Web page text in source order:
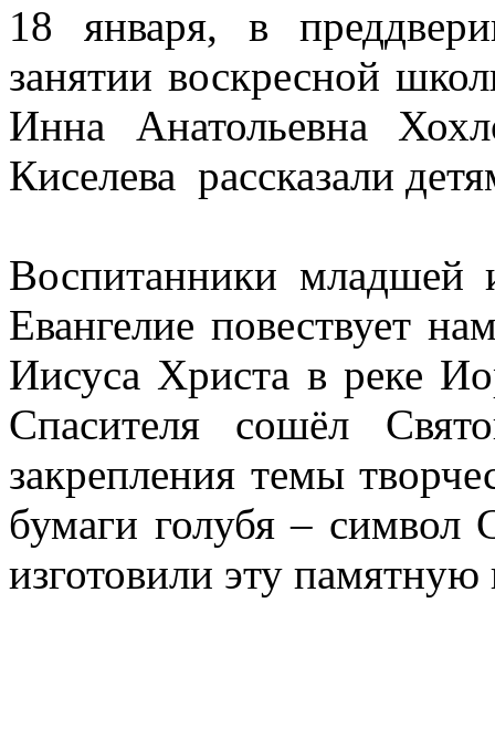
18 января, в
занятии воскресной
Инна Анатольевна
Киселева рассказали
Воспитанники младшей
Евангелие повествует
Иисуса Христа в реке
Спасителя сошёл
закрепления темы
бумаги голубя – символ
изготовили эту памятную